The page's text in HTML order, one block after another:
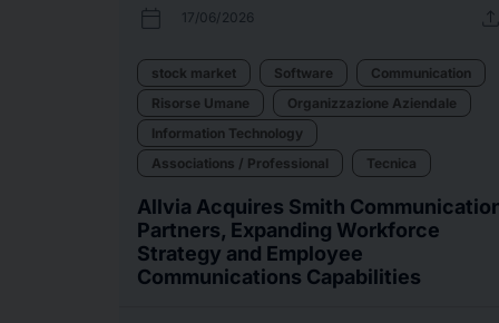
calendar_today 17/06/2026
stock market Software
Communication
Risorse Umane
Organizzazione Aziendale
Information Technology
Associations / Professional
Tecnica
Allvia Acquires Smith
Partners, Expanding Workforce
Strategy and Employee
Communications Capabilities